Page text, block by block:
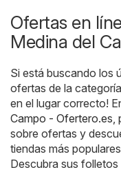
Ofertas en
Medina del
Si está buscando los
ofertas de la
en el lugar correcto!
Campo - Ofertero.es,
sobre ofertas y
tiendas más
Descubra sus